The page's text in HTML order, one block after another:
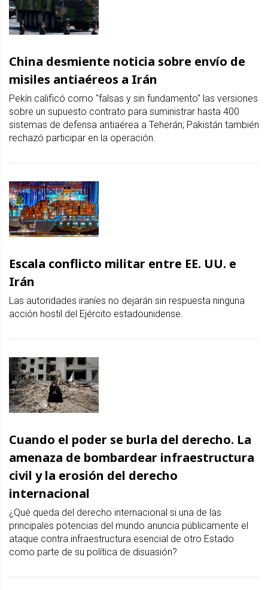
China desmiente noticia sobre envío de
misiles antiaéreos a Irán
Pekín calificó como "falsas y sin fundamento" las versiones
sobre un supuesto contrato para suministrar hasta 400
sistemas de defensa antiaérea a Teherán; Pakistán también
rechazó participar en la operación.
Escala conflicto militar entre EE. UU. e
Irán
Las autoridades iraníes no dejarán sin respuesta ninguna
acción hostil del Ejército estadounidense.
Cuando el poder se burla del derecho. La
amenaza de bombardear infraestructura
civil y la erosión del derecho
internacional
¿Qué queda del derecho internacional si una de las
principales potencias del mundo anuncia públicamente el
ataque contra infraestructura esencial de otro Estado
como parte de su política de disuasión?